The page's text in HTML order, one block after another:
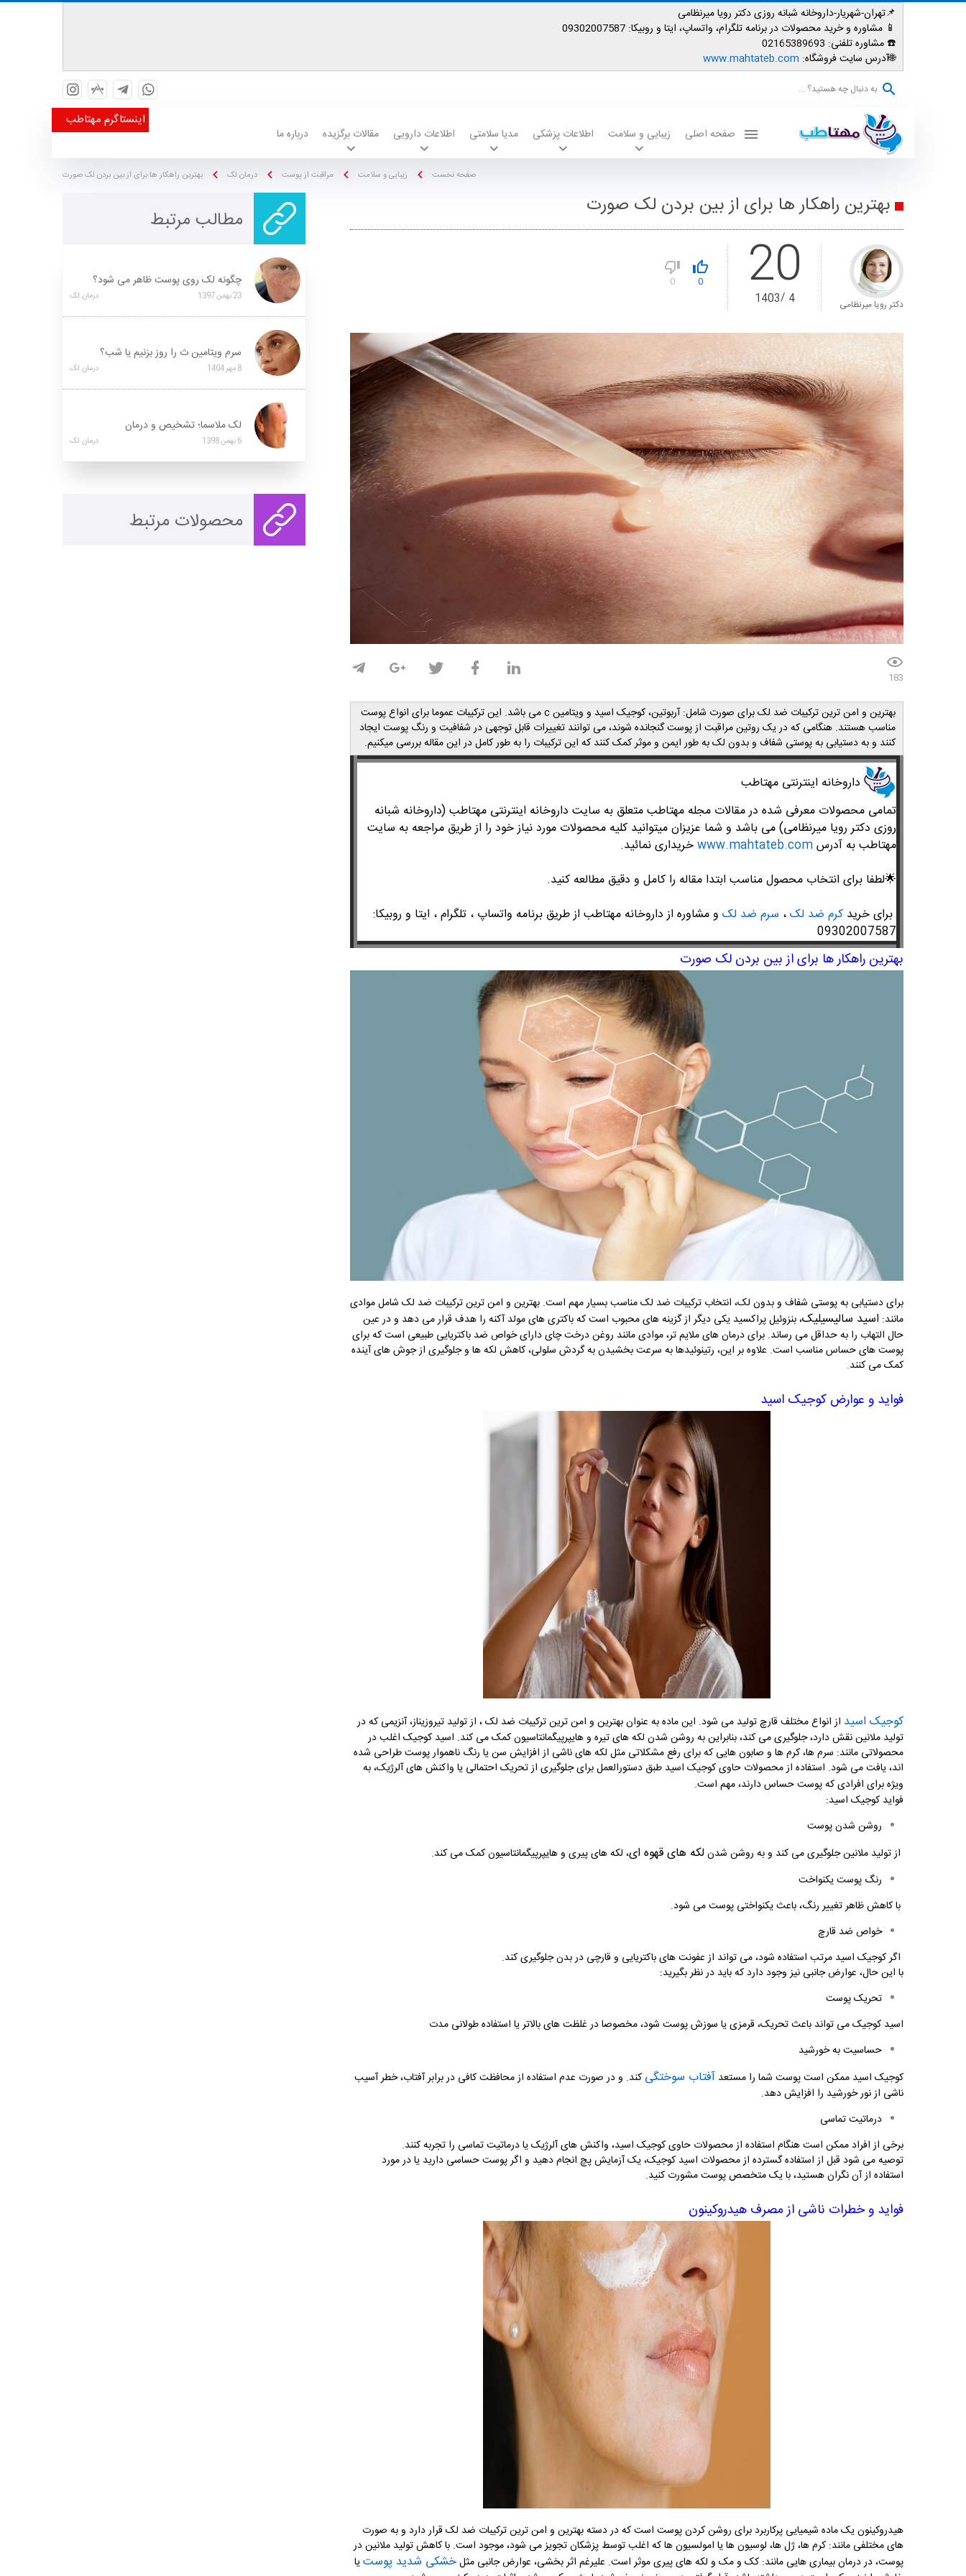
📌تهران-شهریار-داروخانه شبانه روزی دکتر رویا میرنظامی
📱 مشاوره و خرید محصولات در برنامه تلگرام، واتساپ، ایتا و روبیکا: 09302007587
☎️ مشاوره تلفنی:
🌐آدرس سایت فروشگاه: www.mahtateb.com
به دنبال چه هستید؟ ...
صفحه اصلی زیبایی و سلامت اطلاعات پزشکی مدیا سلامتی اطلاعات دارویی مقالات برگزیده درباره ما
اینستاگرم مهتاطب
صفحه نخست زیبایی و سلامت مراقبت از پوست درمان لک بهترین راهکار ها برای از بین بردن لک صورت
بهترین راهکار ها برای از بین بردن لک صورت
دکتر رویا میرنظامی 20
4
1403
0
0
183
بهترین و امن ترین ترکیبات ضد لک برای صورت شامل: آربوتین، کوجیک اسید و ویتامینcمی باشد. این ترکیبات عموما برای انواع پوست
مناسب هستند. هنگامی که در یک روتین مراقبت از پوست گنجانده شوند، می توانند تغییرات قابل توجهی در شفافیت و رنگ پوست ایجاد
کنند و به دستیابی به پوستی شفاف و بدون لک به طور ایمن و موثر کمک کنند که این ترکیبات را به طور کامل در این مقاله بررسی میکنیم.
​داروخانه اینترنتی مهتاطب
تمامی محصولات معرفی شده در مقالات مجله مهتاطب متعلق به سایت داروخانه اینترنتی مهتاطب (داروخانه شبانه
روزی دکتر رویا میرنظامی) می باشد و شما عزیزان میتوانید کلیه محصولات مورد نیاز خود را از طریق مراجعه به سایت
مهتاطب به آدرسwww.mahtateb.comخریداری نمائید.
🌟لطفا برای انتخاب محصول مناسب ابتدا مقاله را کامل و دقیق مطالعه کنید.
برای خرید کرم ضد لک، سرم ضد لک و مشاوره از داروخانه مهتاطب از طریق برنامه واتساپ ، تلگرام ، ایتا و روبیکا:
09302007587
بهترین راهکار ها برای از بین بردن لک صورت
برای دستیابی به پوستی شفاف و بدون لک، انتخاب ترکیبات ضد لک مناسب بسیار مهم است. بهترین و امن ترین ترکیبات ضد لک شامل موادی
مانند: اسید سالیسیلیک، بنزوئیل پراکسید یکی دیگر از گزینه های محبوب است که باکتری های مولد آکنه را هدف قرار می دهد و در عین
حال التهاب را به حداقل می رساند. برای درمان های ملایم تر، موادی مانند روغن درخت چای دارای خواص ضد باکتریایی طبیعی است که برای
پوست های حساس مناسب است. علاوه بر این، رتینوئیدها به سرعت بخشیدن به گردش سلولی، کاهش لکه ها و جلوگیری از جوش های آینده
کمک می کنند.
فواید و عوارض کوجیک اسید
کوجیک اسید از انواع مختلف قارچ تولید می شود. این ماده به عنوان بهترین و امن ترین ترکیبات ضد لک ، از تولید تیروزیناز، آنزیمی که در
تولید ملانین نقش دارد، جلوگیری می کند، بنابراین به روشن شدن لکه های تیره و هایپرپیگمانتاسیون کمک می کند. اسید کوجیک اغلب در
محصولاتی مانند: سرم ها، کرم ها و صابون هایی که برای رفع مشکلاتی مثل لکه های ناشی از افزایش سن یا رنگ ناهموار پوست طراحی شده
اند، یافت می شود. استفاده از محصولات حاوی کوجیک اسید طبق دستورالعمل برای جلوگیری از تحریک احتمالی یا واکنش های آلرژیک، به
ویژه برای افرادی که پوست حساس دارند، مهم است.
فواید کوجیک اسید:
روشن شدن پوست
از تولید ملانین جلوگیری می کند و به روشن شدنلکه های قهوه ای، لکه های پیری و هایپرپیگمانتاسیون کمک می کند.
رنگ پوست یکنواخت
با کاهش ظاهر تغییر رنگ، باعث یکنواختی پوست می شود.
خواص ضد قارچ
اگر کوجیک اسید مرتب استفاده شود، می تواند از عفونت های باکتریایی و قارچی در بدن جلوگیری کند.
با این حال، عوارض جانبی نیز وجود دارد که باید در نظر بگیرید:
تحریک پوست
اسید کوجیک می تواند باعث تحریک، قرمزی یا سوزش پوست شود، مخصوصا در غلظت های بالاتر یا استفاده طولانی مدت
حساسیت به خورشید
کوجیک اسید ممکن است پوست شما را مستعد آفتاب سوختگی کند. و در صورت عدم استفاده از محافظت کافی در برابر آفتاب، خطر آسیب
ناشی از نور خورشید را افزایش دهد.
درماتیت تماسی
برخی از افراد ممکن است هنگام استفاده از محصولات حاوی کوجیک اسید، واکنش های آلرژیک یا درماتیت تماسی را تجربه کنند.
توصیه می شود قبل از استفاده گسترده از محصولات اسید کوجیک، یک آزمایش پچ انجام دهید و اگر پوست حساسی دارید یا در مورد
استفاده از آن نگران هستید، با یک متخصص پوست مشورت کنید.
فواید و خطرات ناشی از مصرف هیدروکینون
هیدروکینون یک ماده شیمیایی پرکاربرد برای روشن کردن پوست است که در دسته بهترین و امن ترین ترکیبات ضد لک قرار دارد و به صورت
های مختلفی مانند: کرم‌ ها، ژل ‌ها، لوسیون ‌ها یا امولسیون‌ ها که اغلب توسط پزشکان تجویز می ‌شود، موجود است. با کاهش تولید ملانین در
پوست، در درمان بیماری هایی مانند: کک و مک و لکه های پیری موثر است. علیرغم اثر بخشی، عوارض جانبی مثلخشکی شدید پوستیا
مطالب مرتبط
چگونه لک روی پوست ظاهر می شود؟
23بهمن1397 درمان لک
سرم ویتامین ث را روز بزنیم یا شب؟
8مهر1404 درمان لک
لک ملاسما؛ تشخیص و درمان
6بهمن1398 درمان لک
محصولات مرتبط